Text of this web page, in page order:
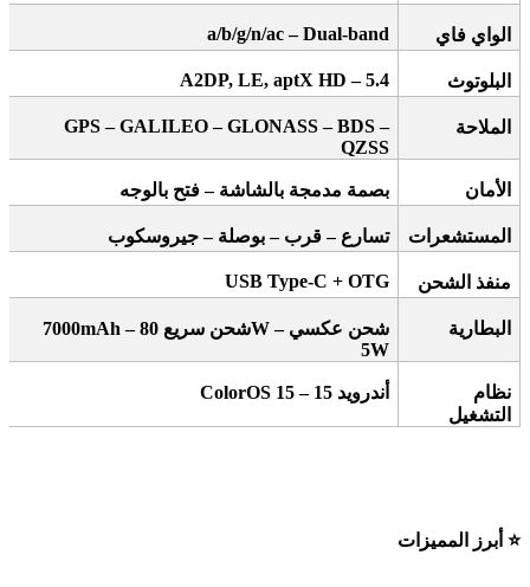
الواي فاي a/b/g/n/ac – Dual-band
البلوتوث 5.4 – A2DP, LE, aptX HD
الملاحة
GPS – GALILEO – GLONASS – BDS –
QZSS
الأمان بصمة مدمجة بالشاشة – فتح بالوجه
المستشعرات تسارع – قرب – بوصلة – جيروسكوب
منفذ الشحن USB Type-C + OTG
البطارية 7000mAh – شحن سريع 80W – شحن عكسي
5W
نظام
التشغيل
أندرويد 15 – ColorOS 15
⭐ أبرز المميزات